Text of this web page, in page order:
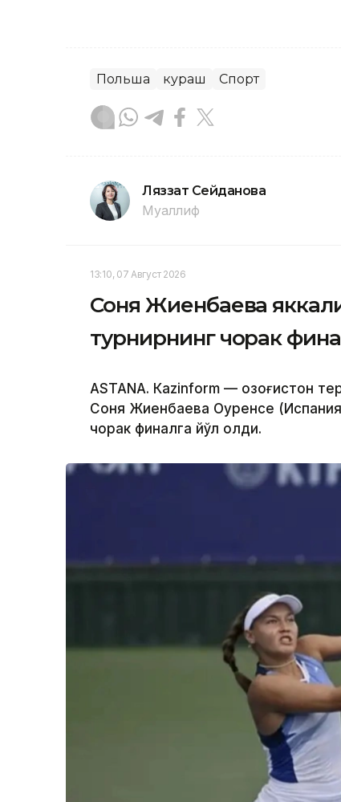
Польша кураш Спорт
Ляззат Сейданова
Муаллиф
13:10, 07 Август 2026
Соня Жиенбаева
турнирнинг чорак
ASTANА. Кazinform — Қозоғистон
Соня Жиенбаева Оуренсе
чорак финалга йўл олди.